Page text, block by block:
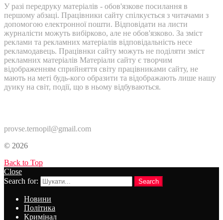
У разі передруку матеріалів - обов'язкове посилання в
першому абзаці. Працівники сайту спілкується з читачами з
допомогою електронної пошти. Відповідати на листи
журналісти можуть вибірково, але не обов'язково. За зміст
реклами та рекламних матеріалів відповідальність несе
рекламодавець. Працівнки сайту можуть не поділяти зміст
рекламних матеріалів Матеріали сайту є творчим
відображенням сприйняття світу працівниками сайту, не
мають на меті будь-кого образити та відображають лише нашу
дуику на світ, події, що в ньому відбуваються.
provse.ternopil@gmail.com
© 2026
Back to Top
Close
Search for:
Search
Новини
Політика
Кримінал